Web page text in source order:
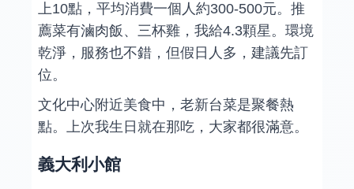
上10點，平均消費一個人約300-500元。推
薦菜有滷肉飯、三杯雞，我給4.3顆星。環境
乾淨，服務也不錯，但假日人多，建議先訂
位。
文化中心附近美食中，老新台菜是聚餐熱
點。上次我生日就在那吃，大家都很滿意。
義大利小館